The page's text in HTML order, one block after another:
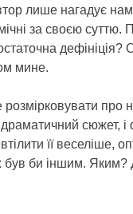
лише нагадує нам,
за своєю
мине.
про
сюжет,
її веселіше,
би іншим. Яким?